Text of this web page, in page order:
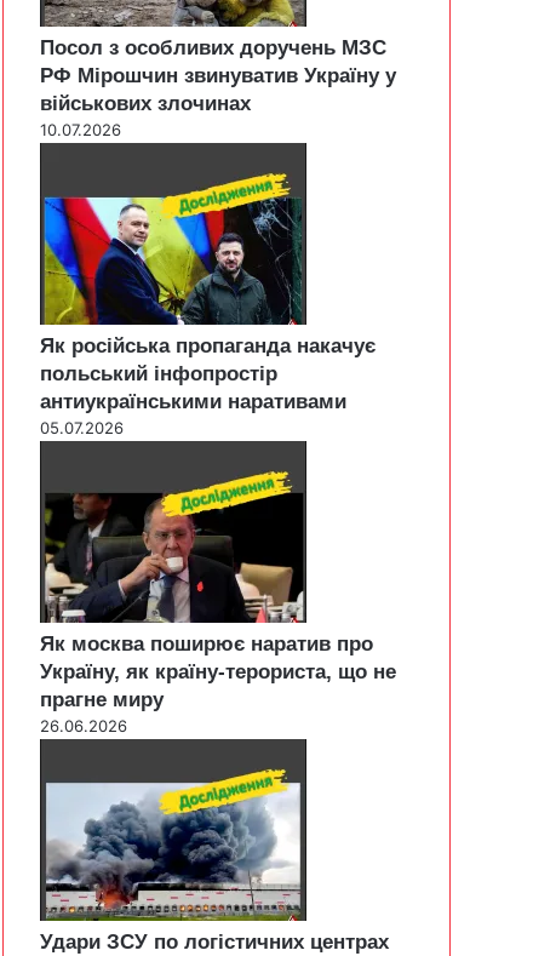
Посол з особливих доручень МЗС
РФ Мірошчин звинуватив Україну у
військових злочинах
10.07.2026
Як російська пропаганда накачує
польський інфопростір
антиукраїнськими наративами
05.07.2026
Як москва поширює наратив про
Україну, як країну-терориста, що не
прагне миру
26.06.2026
Удари ЗСУ по логістичних центрах